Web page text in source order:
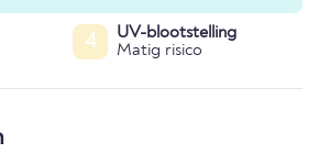
4
UV-blootstelling
Matig risico